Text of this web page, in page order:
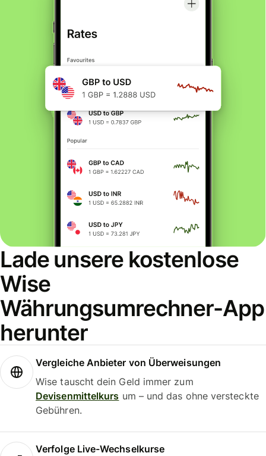
Lade unsere kostenlose
Wise
Währungsumrechner-App
herunter
Vergleiche Anbieter von Überweisungen
Wise tauscht dein Geld immer zum
Devisenmittelkurs um – und das ohne versteckte
Gebühren.
Verfolge Live-Wechselkurse